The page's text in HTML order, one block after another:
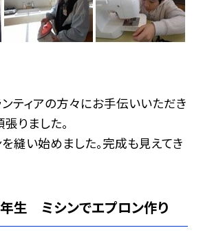
ティアの方々にお手伝いいただき
りました。
縫い始めました。完成も見えてき
年生 ミシンでエプロン作り